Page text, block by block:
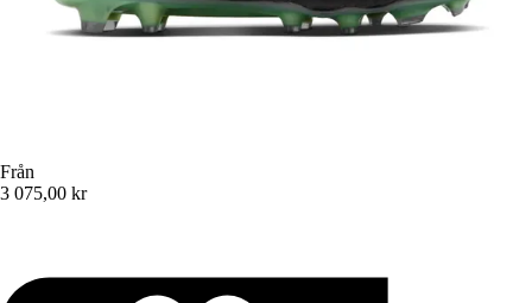
Från
3 075,00 kr